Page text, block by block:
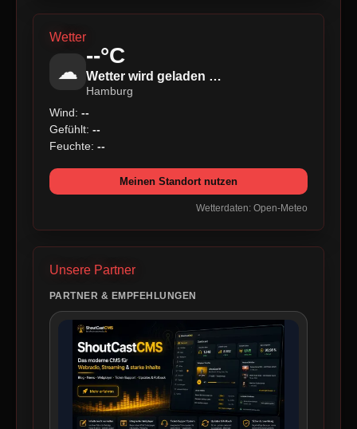
Wetter
☁
--°C
Wetter wird geladen …
Hamburg
Wind: --
Gefühlt: --
Feuchte: --
Meinen Standort nutzen
Wetterdaten: Open-Meteo
Unsere Partner
PARTNER & EMPFEHLUNGEN